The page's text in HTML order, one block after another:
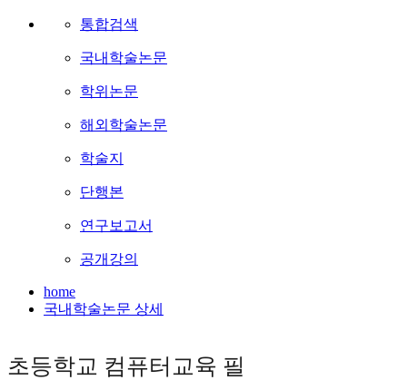
통합검색
국내학술논문
학위논문
해외학술논문
학술지
단행본
연구보고서
공개강의
home
국내학술논문 상세
초등학교 컴퓨터교육 필